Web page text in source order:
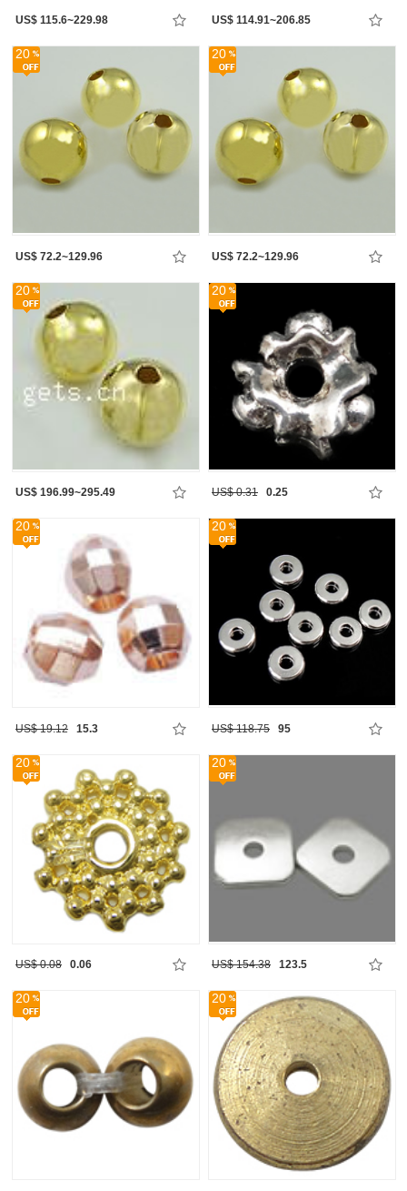
US$ 115.6~229.98 US$ 114.91~206.85
20
US$ 72.2~129.96
20
US$ 72.2~129.96
20
US$ 196.99~295.49
20
US$ 0.31 0.25
20
US$ 19.12 15.3
20
US$ 118.75 95
20
US$ 0.08 0.06
20
US$ 154.38 123.5
20 20